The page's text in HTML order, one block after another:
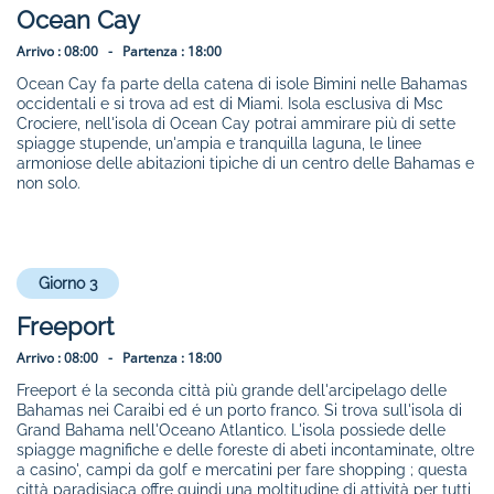
Ocean Cay
Arrivo :08:00 - Partenza : 18:00
Ocean Cay fa parte della catena di isole Bimini nelle Bahamas
occidentali e si trova ad est di Miami. Isola esclusiva di Msc
Crociere, nell'isola di Ocean Cay potrai ammirare più di sette
spiagge stupende, un'ampia e tranquilla laguna, le linee
armoniose delle abitazioni tipiche di un centro delle Bahamas e
non solo.
Giorno 3
Freeport
Arrivo :08:00 - Partenza : 18:00
Freeport é la seconda città più grande dell'arcipelago delle
Bahamas nei Caraibi ed é un porto franco. Si trova sull'isola di
Grand Bahama nell'Oceano Atlantico. L'isola possiede delle
spiagge magnifiche e delle foreste di abeti incontaminate, oltre
a casino', campi da golf e mercatini per fare shopping ; questa
città paradisiaca offre quindi una moltitudine di attività per tutti